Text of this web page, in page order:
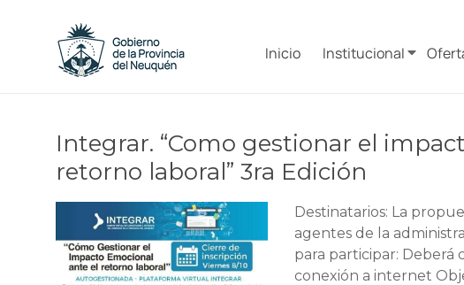
contenidoCapacitacion
y
Neuquén
Inicio Institucional
Integrar. “Como gestionar el
retorno laboral” 3ra Edición
Destinatarios: La
agentes de la
para participar:
conexión a internet